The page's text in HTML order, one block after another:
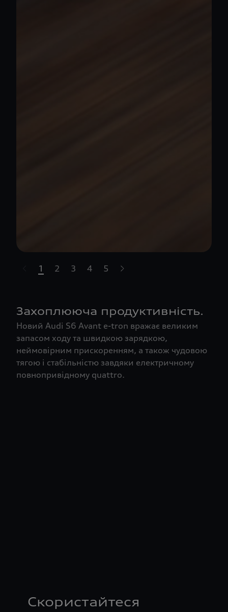
highlights.skipLinkText__
1 2 3 4 5
Захоплююча продуктивність.
Новий Audi S6 Avant e-tron вражає великим
запасом ходу та швидкою зарядкою,
неймовірним прискоренням, а також чудовою
тягою і стабільністю завдяки електричному
повнопривідному quattro.
Скористайтеся